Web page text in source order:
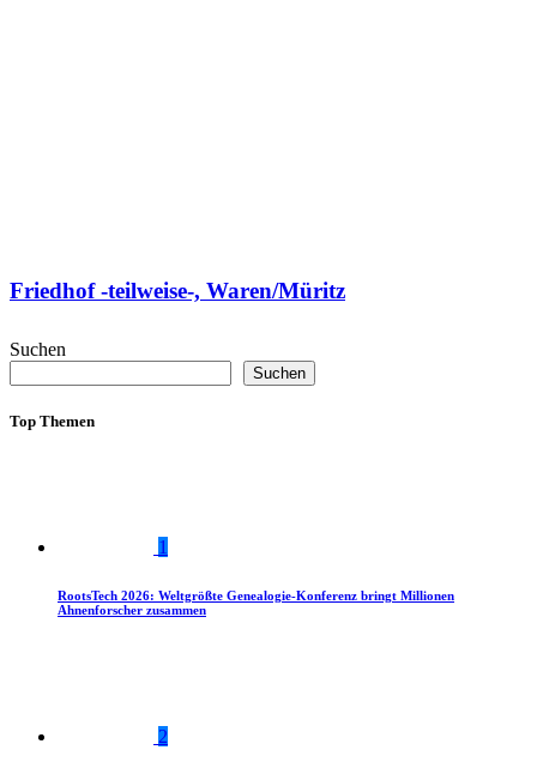
Friedhof -teilweise-, Waren/Müritz
Suchen
Suchen
Top Themen
1
RootsTech 2026: Weltgrößte Genealogie-Konferenz bringt Millionen
Ahnenforscher zusammen
2